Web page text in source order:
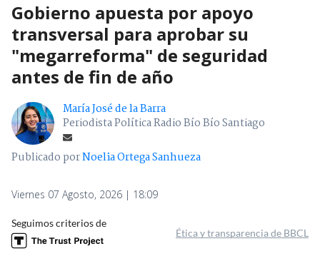
Gobierno apuesta por apoyo
transversal para aprobar su
"megarreforma" de seguridad
antes de fin de año
María José de la Barra
Periodista Política Radio Bío Bío Santiago
Publicado porNoelia Ortega Sanhueza
Viernes 07 Agosto, 2026 | 18:09
Seguimos criterios de
Ética y transparencia de BBCL